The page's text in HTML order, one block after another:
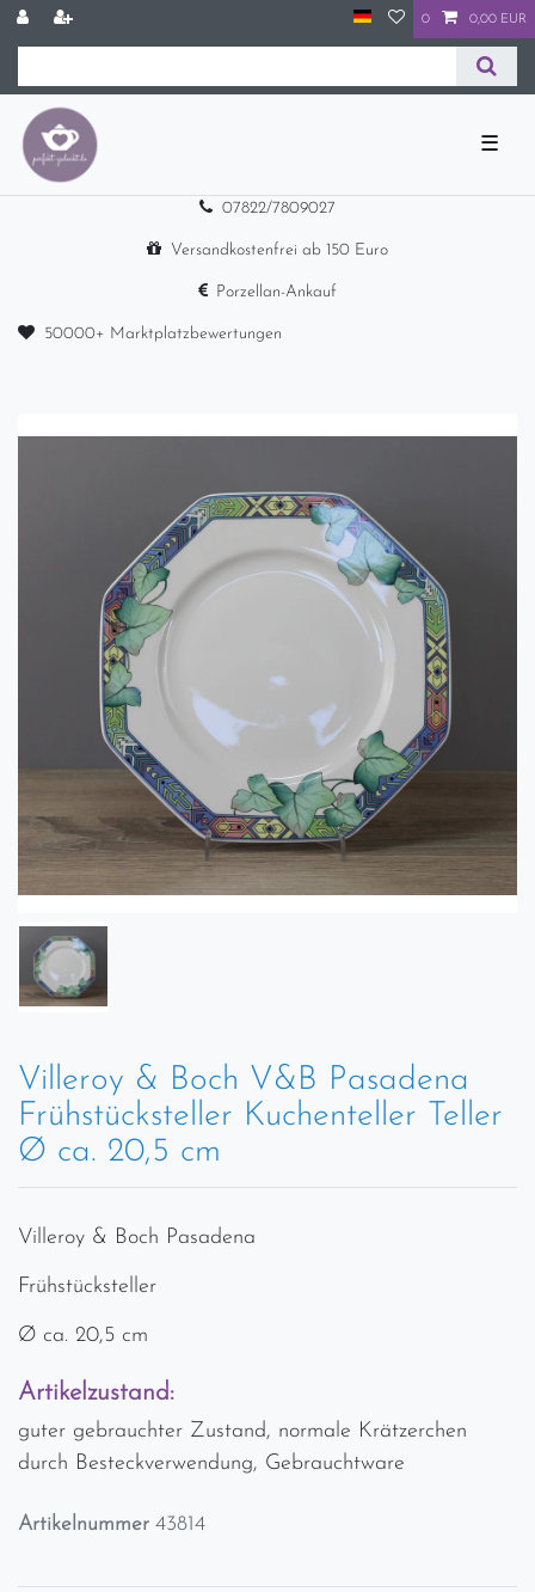
0 0,00 EUR
☰
07822/7809027
Versandkostenfrei ab 150 Euro
Porzellan-Ankauf
50000+ Marktplatzbewertungen
Villeroy & Boch V&B Pasadena
Frühstücksteller Kuchenteller Teller
Ø ca. 20,5 cm
Villeroy & Boch Pasadena
Frühstücksteller
Ø ca. 20,5 cm
Artikelzustand:
guter gebrauchter Zustand, normale Krätzerchen
durch Besteckverwendung, Gebrauchtware
Artikelnummer 43814